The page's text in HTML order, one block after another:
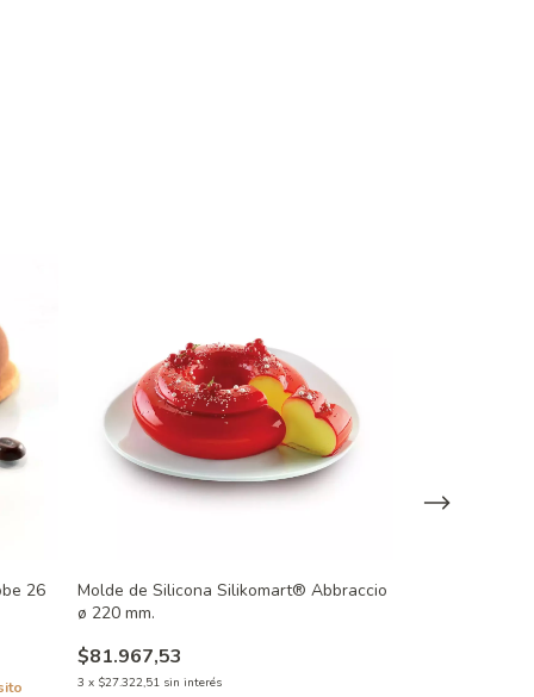
26
Molde de Silicona Silikomart® Abbraccio
ø 220 mm.
$81.967,53
3 x $27.322,51 sin interés